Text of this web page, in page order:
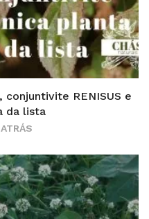
RENISUS e
da lista